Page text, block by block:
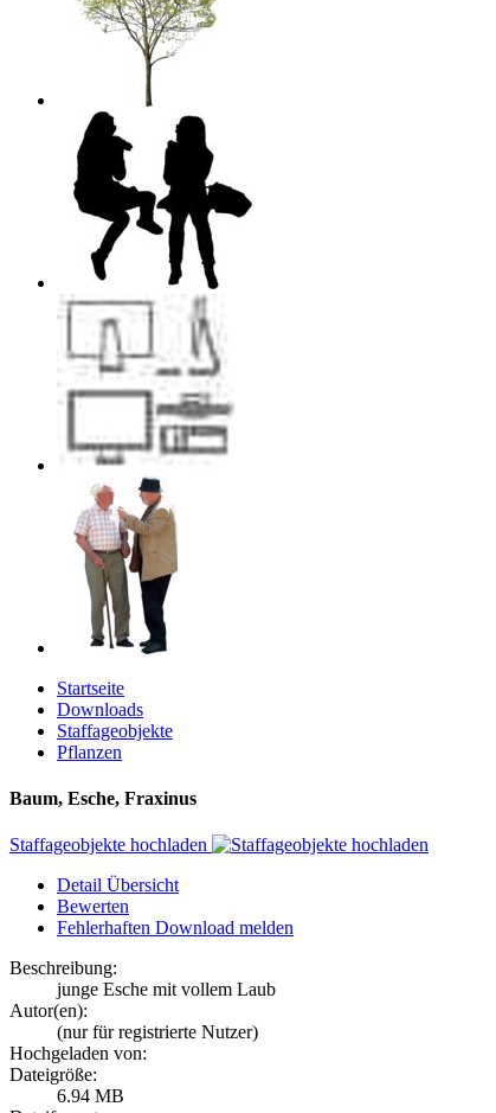
Startseite
Downloads
Staffageobjekte
Pflanzen
Baum, Esche, Fraxinus
Staffageobjekte hochladen
Detail Übersicht
Bewerten
Fehlerhaften Download melden
Beschreibung:
junge Esche mit vollem Laub
Autor(en):
(nur für registrierte Nutzer)
Hochgeladen von:
Dateigröße:
6.94 MB